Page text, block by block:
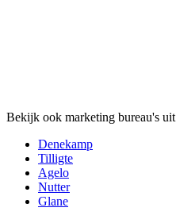
Bekijk ook marketing bureau's uit
Denekamp
Tilligte
Agelo
Nutter
Glane